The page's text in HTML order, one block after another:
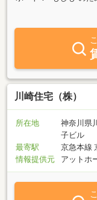
ビスで安心のお取引
川崎住宅（株）
所在地
神奈川県
子ビル
最寄駅
京急本線
情報提供元
アットホ